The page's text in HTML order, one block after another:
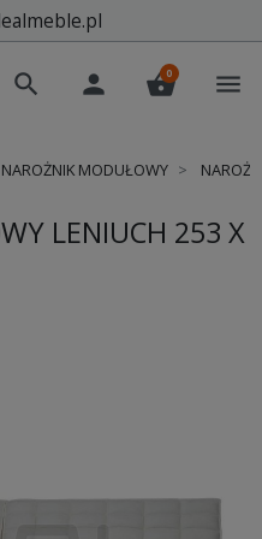
search person shopping_basket
0 menu
NAROŻNIK MODUŁOWY
LENIUCH 253 X